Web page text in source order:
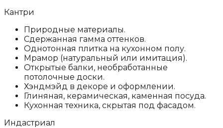
Кантри
Природные материалы.
Сдержанная гамма оттенков.
Однотонная плитка на кухонном полу.
Мрамор (натуральный или имитация).
Открытые балки, необработанные
потолочные доски.
Хэндмэйд в декоре и оформлении.
Глиняная, керамическая, каменная посуда.
Кухонная техника, скрытая под фасадом.
Индастриал